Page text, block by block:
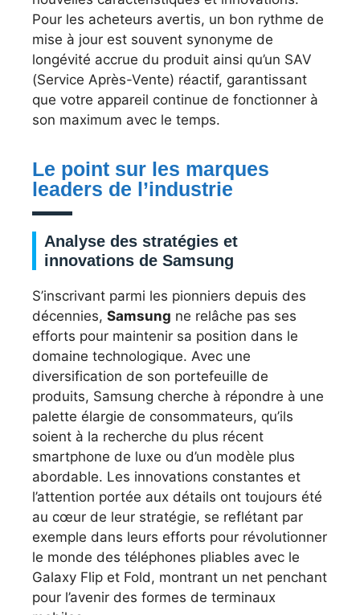
Pour les acheteurs avertis, un bon rythme de
mise à jour est souvent synonyme de
longévité accrue du produit ainsi qu’un SAV
(Service Après-Vente) réactif, garantissant
que votre appareil continue de fonctionner à
son maximum avec le temps.
Le point sur les marques
leaders de l’industrie
Analyse des stratégies et
innovations de Samsung
S’inscrivant parmi les pionniers depuis des
décennies, Samsung ne relâche pas ses
efforts pour maintenir sa position dans le
domaine technologique. Avec une
diversification de son portefeuille de
produits, Samsung cherche à répondre à une
palette élargie de consommateurs, qu’ils
soient à la recherche du plus récent
smartphone de luxe ou d’un modèle plus
abordable. Les innovations constantes et
l’attention portée aux détails ont toujours été
au cœur de leur stratégie, se reflétant par
exemple dans leurs efforts pour révolutionner
le monde des téléphones pliables avec le
Galaxy Flip et Fold, montrant un net penchant
pour l’avenir des formes de terminaux